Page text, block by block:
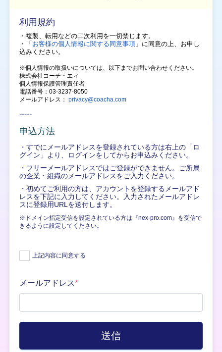
利用規約
・複製、転用などの二次利用を一切禁じます。
・「 お客様の個人情報に関する同意事項」に同意の上、 お申し
込みください。
※個人情報の取扱いについては、以下までお問い合わせください。
株式会社コーチ・エィ
個人情報保護管理責任者
電話番号：03-3237-8050
メールアドレス： privacy@coacha.com
-----
申込方法
・すでにメールアドレスを登録されている方は右上の「ロ
グイン」より、ログインをしてからお申込みください。
・フリーメールアドレスではご登録ができません。ご所属
の企業・組織のメールアドレスをご入力ください。
・初めてご利用の方は、アカウントを登録するメールアド
レスを下記に入力してください。入力されたメールアドレ
スに登録用URLを送付します。
※ドメイン指定受信を設定されている方は『nex-pro.com』を受信で
きるように設定してください。
上記内容に同意する
メールアドレス*